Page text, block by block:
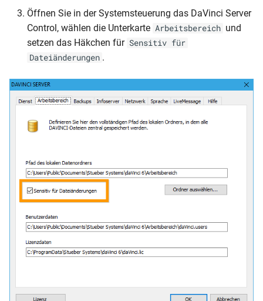
Öffnen Sie in der Systemsteuerung das DaVinci Server
Control, wählen die Unterkarte Arbeitsbereich und
setzen das Häkchen für Sensitiv für
Dateiänderungen .